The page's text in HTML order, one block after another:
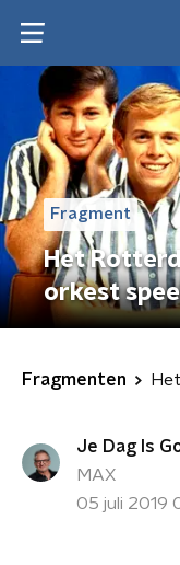
Fragment
Het
orkest
Fragmenten
Je Dag Is
MAX
05 juli 2019